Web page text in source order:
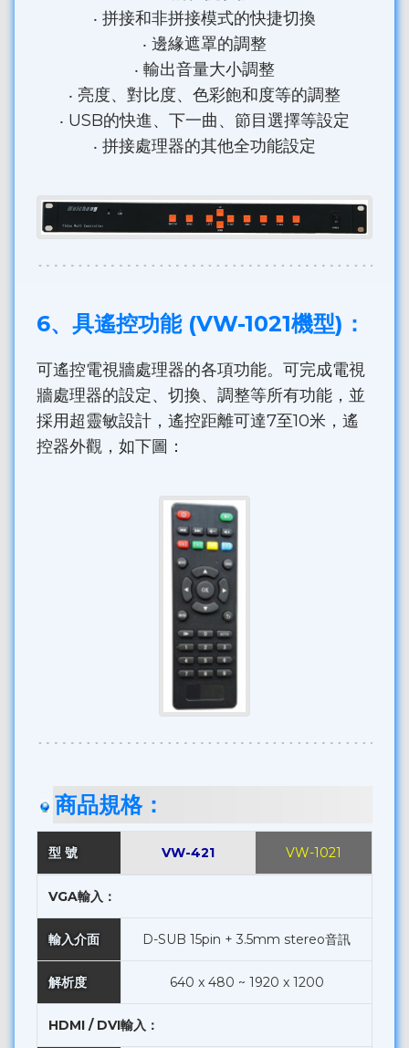
‧ 拼接和非拼接模式的快捷切換
‧ 邊緣遮罩的調整
‧ 輸出音量大小調整
‧ 亮度、對比度、色彩飽和度等的調整
‧ USB的快進、下一曲、節目選擇等設定
‧ 拼接處理器的其他全功能設定
6、具遙控功能 (VW-1021機型)：
可遙控電視牆處理器的各項功能。可完成電視
牆處理器的設定、切換、調整等所有功能，並
採用超靈敏設計，遙控距離可達7至10米，遙
控器外觀，如下圖：
商品規格：
型 號 VW-421 VW-1021
VGA輸入：
輸入介面 D-SUB 15pin + 3.5mm stereo音訊
解析度 640 x 480 ~ 1920 x 1200
HDMI / DVI輸入：